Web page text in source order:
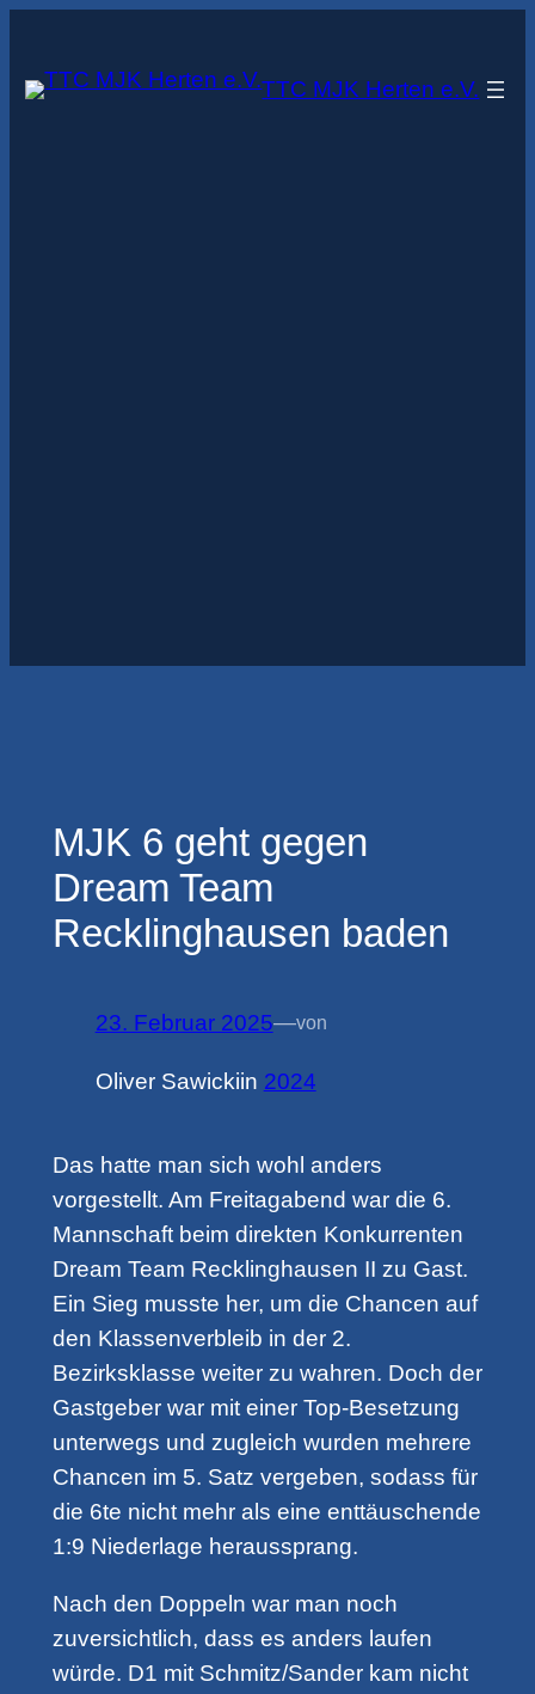
springen
TTC MJK Herten e.V.
MJK 6 geht gegen
Dream Team
Recklinghausen baden
23. Februar 2025—von
Oliver Sawickiin 2024
Das hatte man sich wohl anders
vorgestellt. Am Freitagabend war die 6.
Mannschaft beim direkten Konkurrenten
Dream Team Recklinghausen II zu Gast.
Ein Sieg musste her, um die Chancen auf
den Klassenverbleib in der 2.
Bezirksklasse weiter zu wahren. Doch der
Gastgeber war mit einer Top-Besetzung
unterwegs und zugleich wurden mehrere
Chancen im 5. Satz vergeben, sodass für
die 6te nicht mehr als eine enttäuschende
1:9 Niederlage heraussprang.
Nach den Doppeln war man noch
zuversichtlich, dass es anders laufen
würde. D1 mit Schmitz/Sander kam nicht